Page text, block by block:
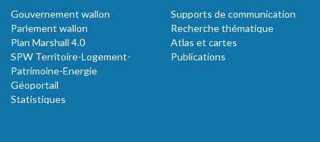
Gouvernement wallon
Parlement wallon
Plan Marshall 4.0
SPW Territoire-Logement-
Patrimoine-Energie
Géoportail
Statistiques
Supports de communication
Recherche thématique
Atlas et cartes
Publications